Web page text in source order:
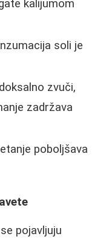
kalijumom
soli je
zvuči,
zadržava
poboljšava
pojavljuju